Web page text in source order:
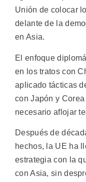
Unión de colocar
delante de la
en Asia.
El enfoque
en los tratos con
aplicado tácticas
con Japón y
necesario aflojar
Después de
hechos, la UE ha
estrategia con la
con Asia, sin